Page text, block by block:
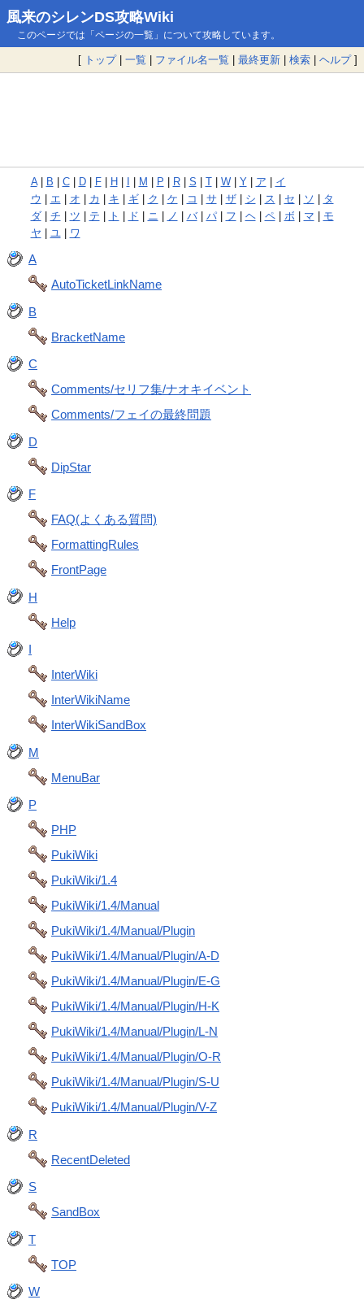
風来のシレンDS攻略Wiki
このページでは「ページの一覧」について攻略しています。
[ トップ| 一覧 | ファイル名一覧 | 最終更新 | 検索 | ヘルプ]
A| B C| D| F| H M P R| S T| W| Y| ア
イ
ウ
エ オ カ キ ギ| ク ケ コ サ| ザ| シ ス セ ソ
タ
ダ| チ ツ テ ト ド ニ ノ バ| パ| フ ヘ| ペ| ボ| マ
モ
ヤ
ユ| ワ
A
AutoTicketLinkName
B
BracketName
C
Comments/セリフ集/ナオキイベント
Comments/フェイの最終問題
D
DipStar
F
FAQ(よくある質問)
FormattingRules
FrontPage
H
Help
I
InterWiki
InterWikiName
InterWikiSandBox
M
MenuBar
P
PHP
PukiWiki
PukiWiki/1.4
PukiWiki/1.4/Manual
PukiWiki/1.4/Manual/Plugin
PukiWiki/1.4/Manual/Plugin/A-D
PukiWiki/1.4/Manual/Plugin/E-G
PukiWiki/1.4/Manual/Plugin/H-K
PukiWiki/1.4/Manual/Plugin/L-N
PukiWiki/1.4/Manual/Plugin/O-R
PukiWiki/1.4/Manual/Plugin/S-U
PukiWiki/1.4/Manual/Plugin/V-Z
R
RecentDeleted
S
SandBox
T
TOP
W